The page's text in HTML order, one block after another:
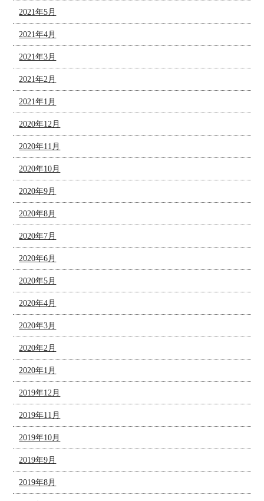
2021年5月
2021年4月
2021年3月
2021年2月
2021年1月
2020年12月
2020年11月
2020年10月
2020年9月
2020年8月
2020年7月
2020年6月
2020年5月
2020年4月
2020年3月
2020年2月
2020年1月
2019年12月
2019年11月
2019年10月
2019年9月
2019年8月